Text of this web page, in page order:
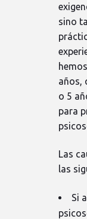
sino
años,
o 5
para
Las
las
Si